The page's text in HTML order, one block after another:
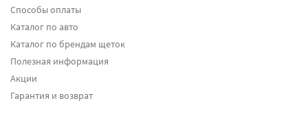
Передние дворники
Подробнее
Способы оплаты
Каталог по авто
Каталог по брендам щеток
Полезная информация
Акции
Гарантия и возврат